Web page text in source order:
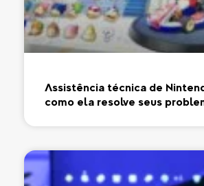
Assistência técnica de
como ela resolve seus